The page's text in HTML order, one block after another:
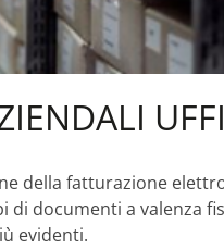
della fatturazione
documenti a valenza
evidenti.